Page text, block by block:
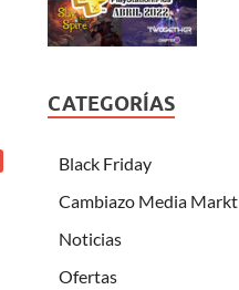
CATEGORÍAS
Black Friday
Cambiazo Media Markt
Noticias
Ofertas